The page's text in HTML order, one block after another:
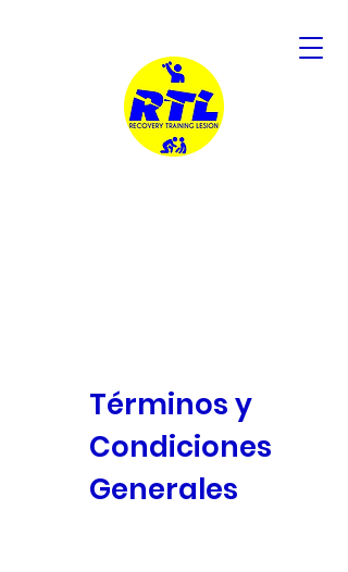
Términos y
Condiciones
Generales